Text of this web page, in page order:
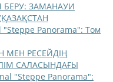
ЗАМАНАУИ
"Steppe Panorama": Том
МЕН РЕСЕЙДІҢ
САЛАСЫНДАҒЫ
"Steppe Panorama":